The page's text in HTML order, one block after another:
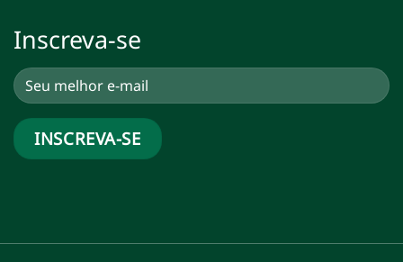
Inscreva-se